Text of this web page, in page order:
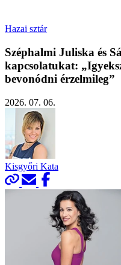
Hazai sztár
Széphalmi Juliska és
kapcsolatukat:
bevonódni érzelmileg”
2026. 07. 06.
Kisgyőri Kata